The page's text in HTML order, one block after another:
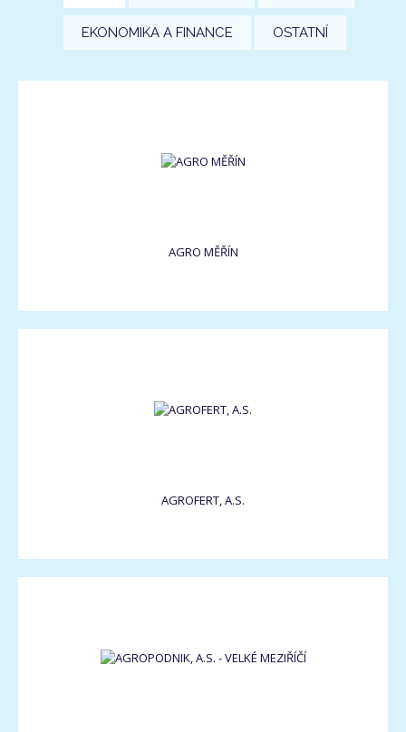
EKONOMIKA A FINANCE OSTATNÍ
AGRO MĚŘÍN
AGROFERT, A.S.